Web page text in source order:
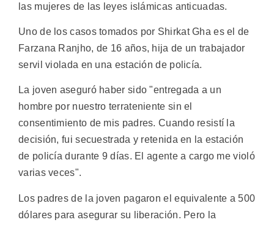
las mujeres de las leyes islámicas anticuadas.
Uno de los casos tomados por Shirkat Gha es el de
Farzana Ranjho, de 16 años, hija de un trabajador
servil violada en una estación de policía.
La joven aseguró haber sido "entregada a un
hombre por nuestro terrateniente sin el
consentimiento de mis padres. Cuando resistí la
decisión, fui secuestrada y retenida en la estación
de policía durante 9 días. El agente a cargo me violó
varias veces".
Los padres de la joven pagaron el equivalente a 500
dólares para asegurar su liberación. Pero la